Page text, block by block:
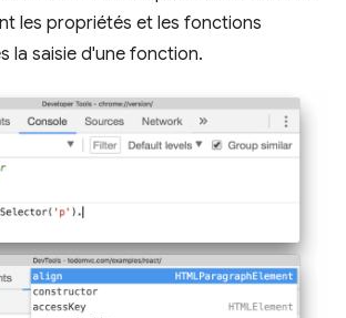
les propriétés et les fonctions
la saisie d'une fonction.